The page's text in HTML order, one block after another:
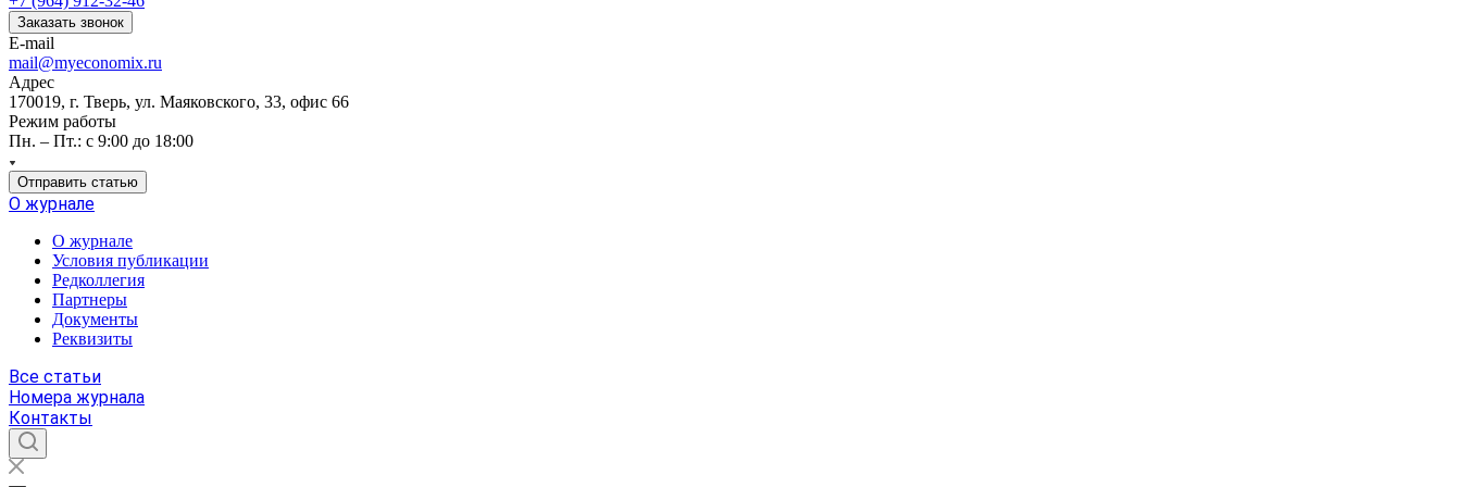
Заказать звонок
E-mail
mail@myeconomix.ru
Адрес
170019, г. Тверь, ул. Маяковского, 33, офис 66
Режим работы
Пн. – Пт.: с 9:00 до 18:00
Отправить статью
О журнале
О журнале
Условия публикации
Редколлегия
Партнеры
Документы
Реквизиты
Все статьи
Номера журнала
Контакты